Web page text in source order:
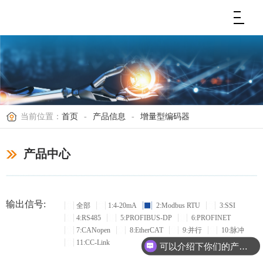
当前位置： 首页 - 产品信息 - 增量型编码器
产品中心
输出信号: 全部 1:4-20mA 2:Modbus RTU
3:SSI
4:RS485
5:PROFIBUS-DP
6:PROFINET
7:CANopen
8:EtherCAT 9:并行
10:脉冲
11:CC-Link
可以介绍下你们的产品么？